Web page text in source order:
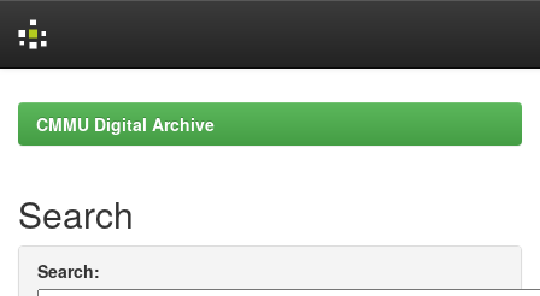
navigationCMMU Digital Archive
Search
Search: